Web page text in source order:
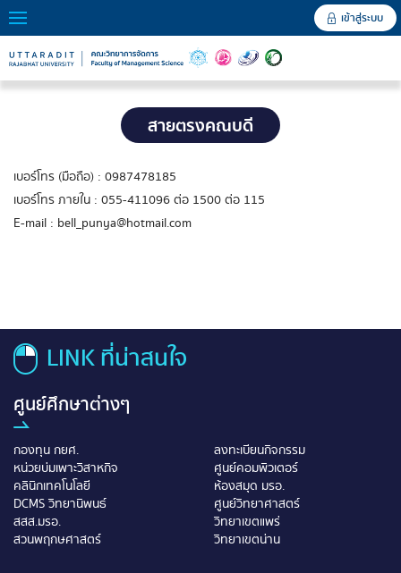
เข้าสู่ระบบ
สายตรงคณบดี
เบอร์โทร (มือถือ) : 0987478185
เบอร์โทร ภายใน : 055-411096 ต่อ 1500 ต่อ 115
E-mail : bell_punya@hotmail.com
LINK ที่น่าสนใจ
ศูนย์ศึกษาต่างๆ
กองทุน กยศ.
หน่วยบ่มเพาะวิสาหกิจ
คลินิกเทคโนโลยี
DCMS วิทยานิพนธ์
สสส.มรอ.
สวนพฤกษศาสตร์
ลงทะเบียนกิจกรรม
ศูนย์คอมพิวเตอร์
ห้องสมุด มรอ.
ศูนย์วิทยาศาสตร์
วิทยาเขตแพร่
วิทยาเขตน่าน